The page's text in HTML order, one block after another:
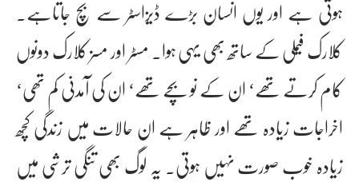
ہوتی ہے اور یوں انسان بڑے ڈیزاسٹر سے بچ جاتاہے۔
کلارک فیملی کے ساتھ بھی یہی ہوا۔ مسٹر اور مسز کلارک دونوں
کام کرتے تھے‘ ان کے نو بچے تھے‘ ان کی آمدنی کم تھی‘
اخراجات زیادہ تھے اور ظاہر ہے ان حالات میں زندگی کچھ
زیادہ خوب صورت نہیں ہوتی۔ یہ لوگ بھی تنگی ترشی میں